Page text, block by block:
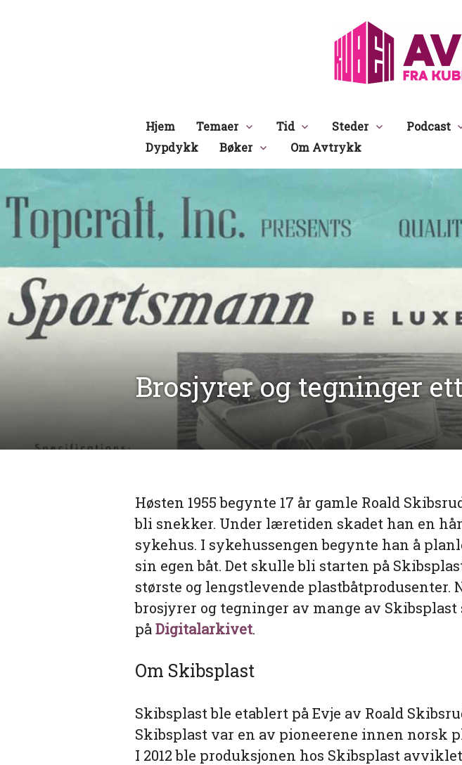
Hjem Temaer Tid Steder Podcast
Dypdykk
Bøker Om Avtrykk
Brosjyrer og tegninger
Høsten 1955 begynte 17 år gamle Roald
bli snekker. Under læretiden skadet han en
sykehus. I sykehussengen begynte han å
sin egen båt. Det skulle bli starten på
største og lengstlevende plastbåtprodusenter.
brosjyrer og tegninger av mange av
påDigitalarkivet.
Om Skibsplast
Skibsplast ble etablert på Evje av Roald
Skibsplast var en av pioneerene innen norsk
I 2012 ble produksjonen hos Skibsplast